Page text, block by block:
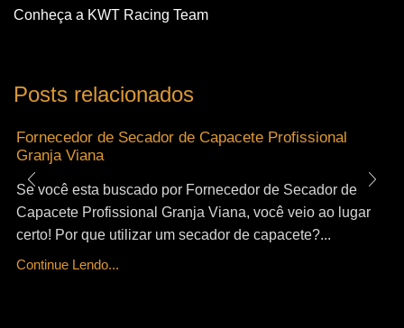
Conheça a KWT Racing Team
Posts relacionados
Fornecedor de Secador de Capacete Profissional
Granja Viana
Se você esta buscado por Fornecedor de Secador de
Capacete Profissional Granja Viana, você veio ao lugar
certo! Por que utilizar um secador de capacete?...
Continue Lendo...